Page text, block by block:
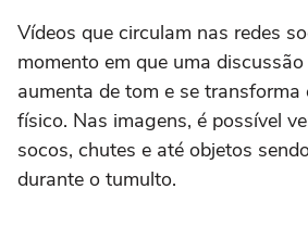
Vídeos que circulam nas redes
momento em que uma
aumenta de tom e se
físico. Nas imagens, é possível
socos, chutes e até objetos
durante o tumulto.